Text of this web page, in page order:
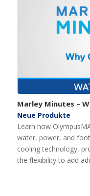
Marley Minutes –
Neue Produkte
Learn how
water, power, and
cooling technology,
the flexibility to add